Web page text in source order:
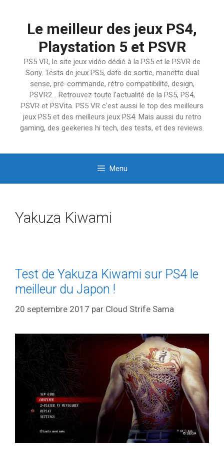
Le meilleur des jeux PS4,
Playstation 5 et PSVR
PS5 VR, le site jeux vidéo dédié à la PS5 et le PSVR de
Sony. Tests de jeux PS5, date de sortie, manette dual
sense, pré-commande, rétro compatibilité, design,
PSVR2… Retrouvez toute l'actualité de la PS5, PS4,
PSVR et PSVita. PS5 VR c'est aussi le top des meilleurs
jeux PS5 et des meilleurs jeux PS4. Mais aussi du retro
gaming, des geekeries hi tech, des tests, et des reviews.
Menu
Yakuza Kiwami
Test de Yakuza Kiwami sur PS4 le
meilleur du Japon !
20 septembre 2017 par Cloud Strife Sama